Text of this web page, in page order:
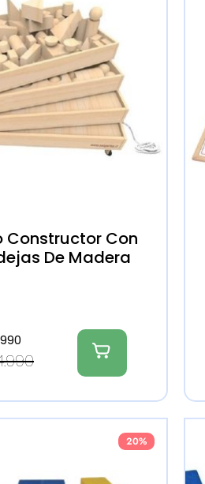
Constructor Con
De Madera
20%